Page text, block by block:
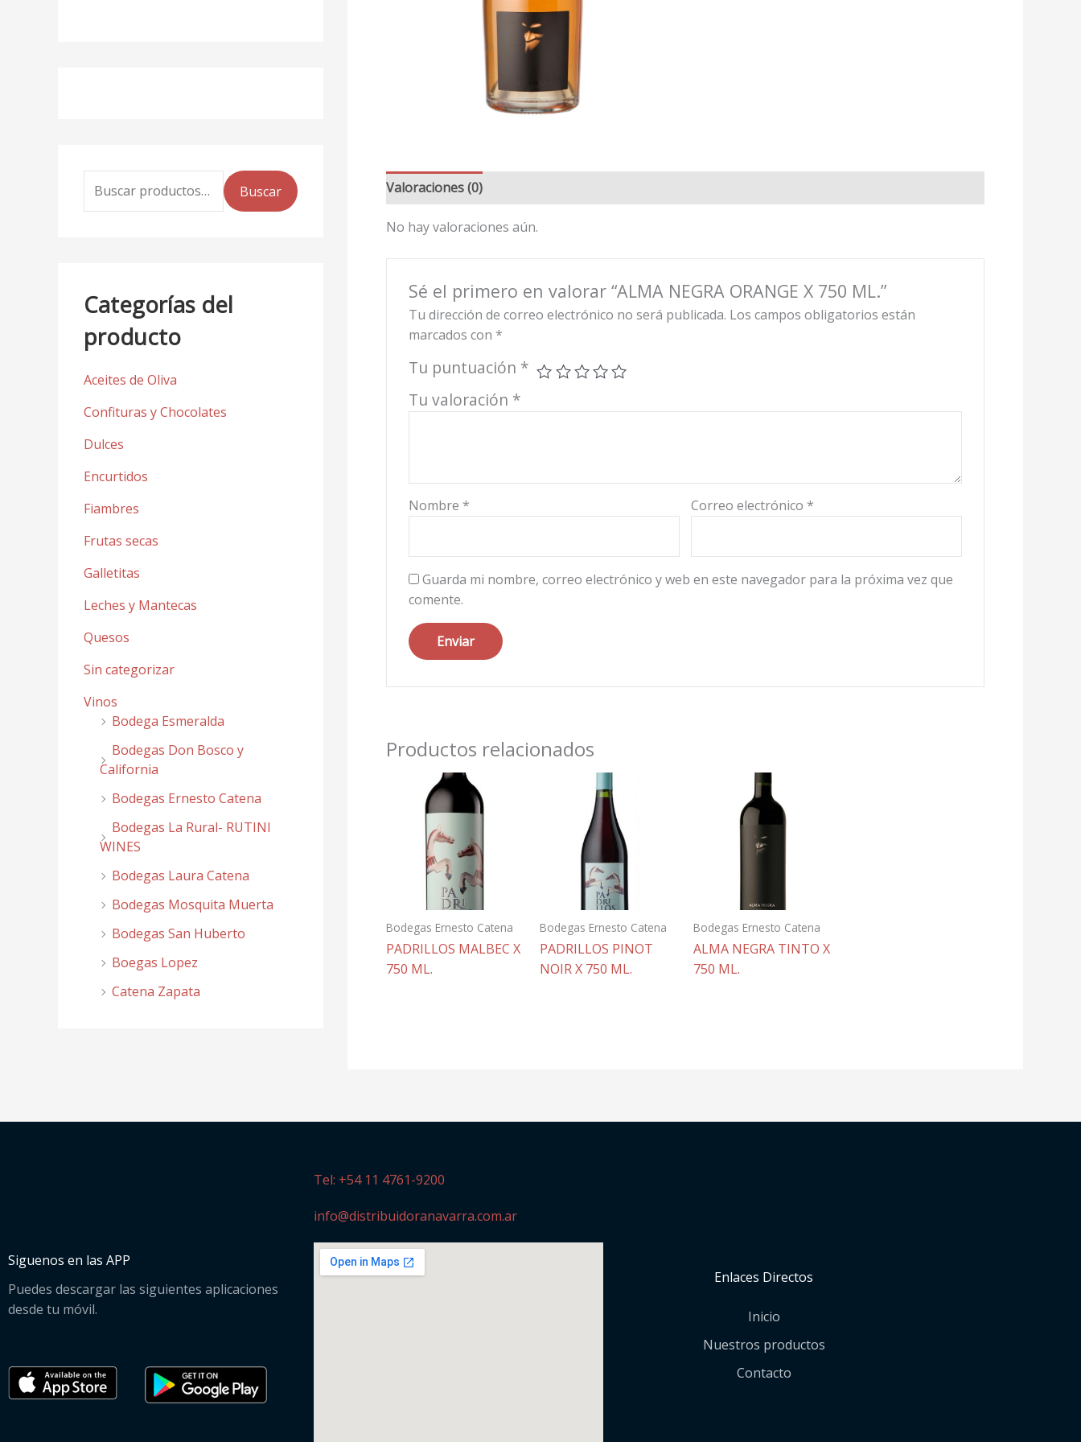
Buscar
Categorías del
producto
Aceites de Oliva
Confituras y Chocolates
Dulces
Encurtidos
Fiambres
Frutas secas
Galletitas
Leches y Mantecas
Quesos
Sin categorizar
Vinos
Bodega Esmeralda
Bodegas Don Bosco y
California
Bodegas Ernesto Catena
Bodegas La Rural- RUTINI
WINES
Bodegas Laura Catena
Bodegas Mosquita Muerta
Bodegas San Huberto
Boegas Lopez
Catena Zapata
Valoraciones (0)
No hay valoraciones aún.
Sé el primero en valorar “ALMA NEGRA ORANGE X 750 ML.”
Tu dirección de correo electrónico no será publicada. Los campos obligatorios están
marcados con *
Tu puntuación *
Tu valoración *
Nombre * Correo electrónico *
Guarda mi nombre, correo electrónico y web en este navegador para la próxima vez que
comente.
Productos relacionados
Bodegas Ernesto Catena
PADRILLOS MALBEC X
750 ML.
Bodegas Ernesto Catena
PADRILLOS PINOT
NOIR X 750 ML.
Bodegas Ernesto Catena
ALMA NEGRA TINTO X
750 ML.
Siguenos en las APP
Puedes descargar las siguientes aplicaciones
desde tu móvil.
Tel: +54 11 4761-9200
info@distribuidoranavarra.com.ar
Enlaces Directos
Inicio
Nuestros productos
Contacto